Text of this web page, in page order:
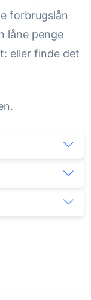
forbrugslån
låne penge
eller finde det